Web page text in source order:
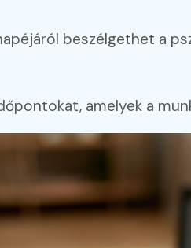
beszélgethet a
amelyek a